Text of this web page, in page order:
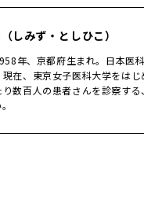
しみず・としひこ）
年、京都府生まれ。日本医
在、東京女子医科大学をは
数百人の患者さんを診察す